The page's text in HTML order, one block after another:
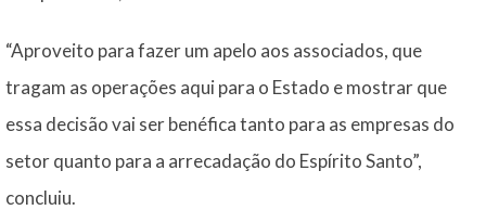
“Aproveito para fazer um apelo aos associados, que
tragam as operações aqui para o Estado e mostrar que
essa decisão vai ser benéfica tanto para as empresas do
setor quanto para a arrecadação do Espírito Santo”,
concluiu.